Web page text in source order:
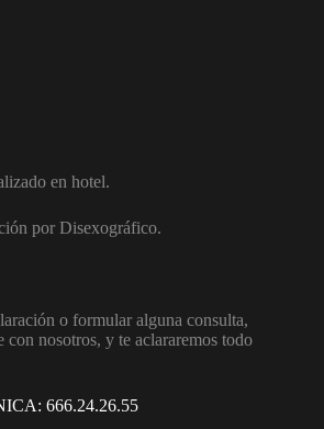
en hotel.
por Disexográfico.
o formular alguna consulta,
con nosotros, y te aclararemos todo
666.24.26.55